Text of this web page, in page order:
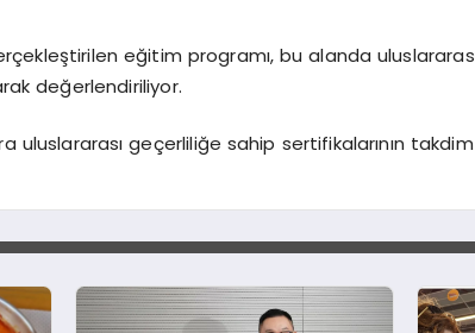
eğitim programı, bu alanda
değerlendiriliyor.
uluslararası geçerliliğe sahip sertifikalarının